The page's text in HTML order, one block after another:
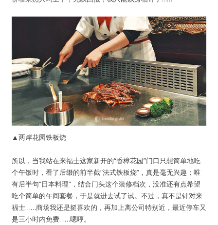
▲两岸花园铁板烧
所以，当我站在来福士这家新开的“香樟花园”门口只想简单地吃
个午饭时，看了后缀的前半截“法式铁板烧”，真是毫无兴趣；唯
有后半句“日本料理”，结合门头这个装修档次，没准还有点希望
吃个简单的午间套餐，于是就进去试了试。不过，真不是针对来
福士……商场我还是挺喜欢的，再加上离公司特别近，最近停车又
是三小时内免费……嗯哼。